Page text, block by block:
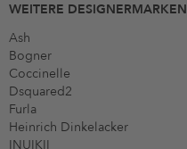
WEITERE DESIGNERMARKEN
Ash
Bogner
Coccinelle
Dsquared2
Furla
Heinrich Dinkelacker
INUIKII